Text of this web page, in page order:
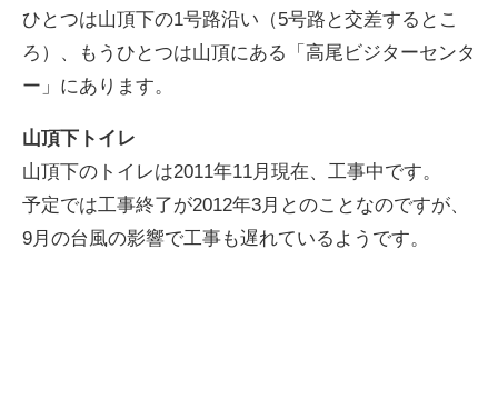
ひとつは山頂下の1号路沿い（5号路と交差するとこ
ろ）、もうひとつは山頂にある「高尾ビジターセンタ
ー」にあります。
山頂下トイレ
山頂下のトイレは2011年11月現在、工事中です。
予定では工事終了が2012年3月とのことなのですが、
9月の台風の影響で工事も遅れているようです。